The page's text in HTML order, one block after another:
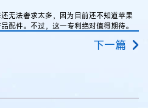
法奢求太多，因为目前还不知道苹果
配件。不过，这一专利绝对值得期待。
下一篇